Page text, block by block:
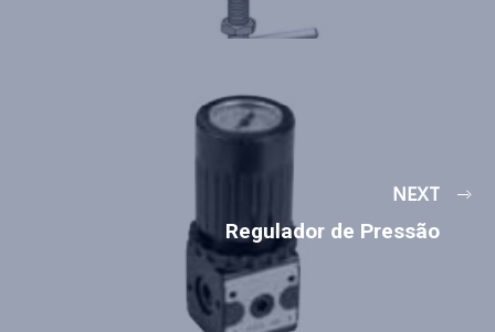
NEXT
Regulador de Pressão